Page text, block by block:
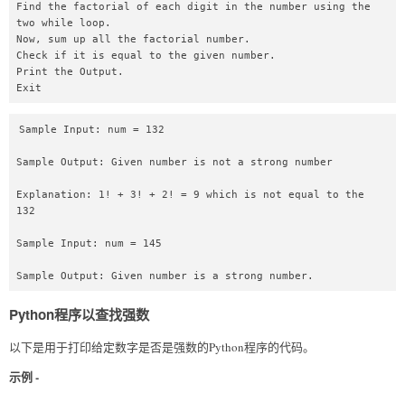
Find the factorial of each digit in the number using the
two while loop.
Now, sum up all the factorial number.
Check if it is equal to the given number.
Print the Output.
Exit
Sample Input: num = 132
Sample Output: Given number is not a strong number
Explanation: 1! + 3! + 2! = 9 which is not equal to the
132
Sample Input: num = 145
Sample Output: Given number is a strong number.
Python程序以查找强数
以下是用于打印给定数字是否是强数的Python程序的代码。
示例 -